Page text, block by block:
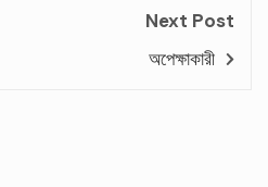
Next Post
অপেক্ষাকারী